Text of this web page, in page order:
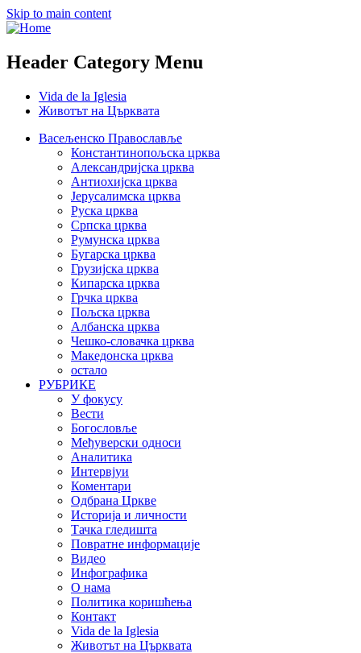
Skip to main content
Header Category Menu
Vida de la Iglesia
Животът на Църквата
Васељенско Православље
Константинопољска црква
Александријска црква
Антиохијска црква
Јерусалимска црква
Руска црква
Српска црква
Румунска црква
Бугарска црква
Грузијска црква
Кипарска црква
Грчка црква
Пољска црква
Албанска црква
Чешко-словачка црква
Македонска црква
остало
РУБРИКЕ
У фокусу
Вести
Богословље
Међуверски односи
Аналитика
Интервјуи
Коментари
Одбрана Цркве
Историја и личности
Тачка гледишта
Повратне информације
Видео
Инфографика
О нама
Политика коришћења
Контакт
Vida de la Iglesia
Животът на Църквата